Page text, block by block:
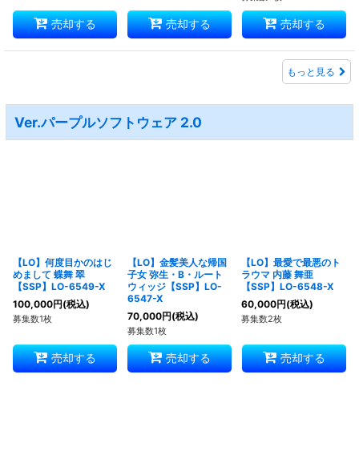
売却する 売却する 売却する
もっと見る
Ver.パープルソフトウェア 2.0
【LO】何度目かのはじ
めまして 蝶舞 翠
【SSP】LO-6549-X
100,000円(税込)
募集数1枚
売却する
【LO】金髪美人な帰国
子女 弥生・B・ルート
ウィッジ【SSP】LO-
6547-X
70,000円(税込)
募集数1枚
売却する
【LO】最愛で最悪のト
ラウマ 内藤 舞亜
【SSP】LO-6548-X
60,000円(税込)
募集数2枚
売却する